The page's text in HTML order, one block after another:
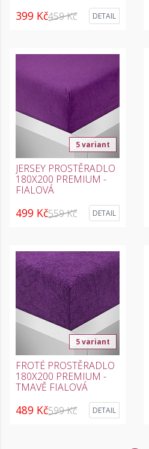
399 Kč459 Kč DETAIL
5 variant
JERSEY PROSTĚRADLO
180X200 PREMIUM -
FIALOVÁ
499 Kč559 Kč DETAIL
5 variant
FROTÉ PROSTĚRADLO
180X200 PREMIUM -
TMAVĚ FIALOVÁ
489 Kč599 Kč DETAIL